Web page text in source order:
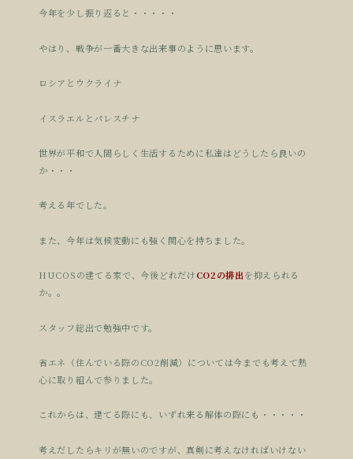
今年を少し振り返ると・・・・・
やはり、戦争が一番大きな出来事のように思います。
ロシアとウクライナ
イスラエルとパレスチナ
世界が平和で人間らしく生活するために私達はどうしたら良いの
か・・・
考える年でした。
また、今年は気候変動にも強く関心を持ちました。
HUCOSの建てる家で、今後どれだけCO2の排出を抑えられる
か。。
スタッフ総出で勉強中です。
省エネ（住んでいる際のCO2削減）については今までも考えて熱
心に取り組んで参りました。
これからは、建てる際にも、いずれ来る解体の際にも・・・・・
考えだしたらキリが無いのですが、真剣に考えなければいけない